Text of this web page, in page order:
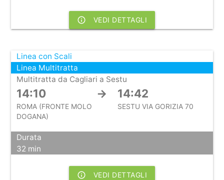
info_outline VEDI DETTAGLI
Linea con Scali
Linea Multitratta
Multitratta da Cagliari a Sestu
14:10 → 14:42
ROMA (FRONTE MOLO
DOGANA)
SESTU VIA GORIZIA 70
Durata
32 min
info_outline VEDI DETTAGLI